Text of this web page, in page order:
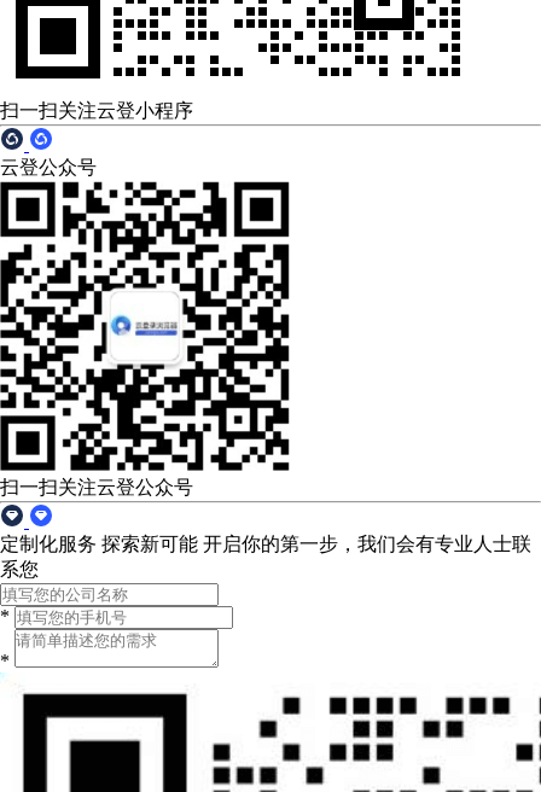
扫一扫关注云登小程序
云登公众号
扫一扫关注云登公众号
定制化服务 探索新可能 开启你的第一步，我们会有专业人士联
系您
*
*